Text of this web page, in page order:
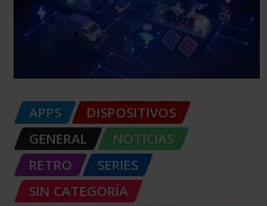
APPS
DISPOSITIVOS
GENERAL
NOTICIAS
RETRO
SERIES
SIN CATEGORÍA